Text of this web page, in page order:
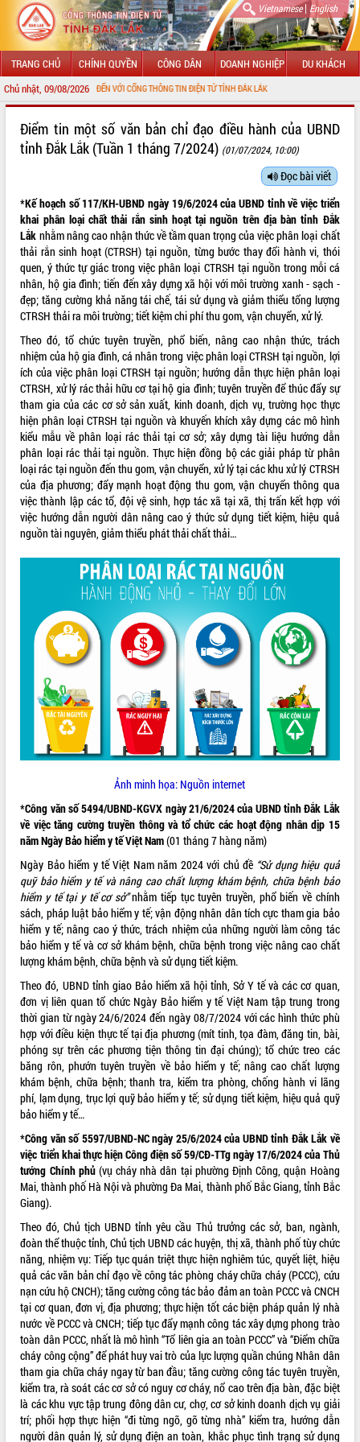
Vietnamese| English
TRANG CHỦ CHÍNH QUYỀN CÔNG DÂN DOANH NGHIỆP DU KHÁCH
Chủ nhật, 09/08/2026
CHÀO MỪNG ĐẾN VỚI CỔNG THÔNG TIN ĐIỆN TỬ TỈNH ĐẮK LẮK
LÃNH ĐẠO UBND TỈNH
SỞ, BAN, NGÀNH
UBND CÁC XÃ, PHƯỜNG
THÔNG TIN CHỈ ĐẠO ĐIỀU HÀNH
HỆ THỐNG VĂN BẢN
VĂN BẢN HĐND TỈNH
ĐIỂM TIN VĂN BẢN
QUY HOẠCH - KẾ HOẠCH
Khám bệnh, cấp phát thuốc miễn phí
và tặng quà người dân xã Cư Pui
Hội nghị UBND tỉnh Đắk Lắk thường kỳ
tháng 7/2026
Nam Anh hùng” và trao Huân chương
Lao động
UBND tỉnh Đắk Lắk triển khai nhiệm
vụ 6 tháng cuối năm 2026
Kỳ họp thứ Hai, Hội đồng nhân dân
tỉnh khóa XI quyết nghị nhiều nội dung
quan trọng
Bí thư Tỉnh ủy Lương Nguyễn Minh
Triết thăm, tặng quà người có công với
cách mạng
Rà soát, hoàn thiện hệ thống thiết chế
văn hóa, thể thao đáp ứng yêu cầu
phát triển mới
Thường trực HĐND tỉnh Đắk Lắk gặp
mặt Đoàn chuyên gia y tế TP. Hồ Chí
Minh
Lễ truy điệu và an táng hài cốt liệt sĩ
tại Nghĩa trang Liệt sĩ xã Sơn Hòa
Bàn giải pháp tháo gỡ khó khăn trong
xuất khẩu sầu riêng và triển khai quy
định EUDR
Thứ trưởng Bộ Nông nghiệp và Môi
trường Nguyễn Hoàng Hiệp khảo sát
vùng trồng và doanh nghiệp đóng gói
sầu riêng tại Đắk Lắk
Trình diễn nghệ thuật chế biến các
ALBUM ẢNH
Điểm tin một số văn bản chỉ đạo điều hành của UBND
tỉnh Đắk Lắk (Tuần 1 tháng 7/2024) (01/07/2024, 10:00)
Đọc bài viết
*Kế hoạch số 117/KH-UBND ngày 19/6/2024 của UBND tỉnh về việc triển
khai phân loại chất thải rắn sinh hoạt tại nguồn trên địa bàn tỉnh Đắk
Lắk nhằm nâng cao nhận thức về tầm quan trọng của việc phân loại chất
thải rắn sinh hoạt (CTRSH) tại nguồn, từng bước thay đổi hành vi, thói
quen, ý thức tự giác trong việc phân loại CTRSH tại nguồn trong mỗi cá
nhân, hộ gia đình; tiến đến xây dựng xã hội với môi trường xanh - sạch -
đẹp; tăng cường khả năng tái chế, tái sử dụng và giảm thiểu tổng lượng
CTRSH thải ra môi trường; tiết kiệm chi phí thu gom, vận chuyển, xử lý.
Theo đó, tổ chức tuyên truyền, phổ biến, nâng cao nhận thức, trách
nhiệm của hộ gia đình, cá nhân trong việc phân loại CTRSH tại nguồn, lợi
ích của việc phân loại CTRSH tại nguồn; hướng dẫn thực hiện phân loại
CTRSH, xử lý rác thải hữu cơ tại hộ gia đình; tuyên truyền để thúc đẩy sự
tham gia của các cơ sở sản xuất, kinh doanh, dịch vụ, trường học thực
hiện phân loại CTRSH tại nguồn và khuyến khích xây dựng các mô hình
kiểu mẫu về phân loại rác thải tại cơ sở; xây dựng tài liệu hướng dẫn
phân loại rác thải tại nguồn. Thực hiện đồng bộ các giải pháp từ phân
loại rác tại nguồn đến thu gom, vận chuyển, xử lý tại các khu xử lý CTRSH
của địa phương; đẩy mạnh hoạt động thu gom, vận chuyển thông qua
việc thành lập các tổ, đội vệ sinh, hợp tác xã tại xã, thị trấn kết hợp với
việc hướng dẫn người dân nâng cao ý thức sử dụng tiết kiệm, hiệu quả
nguồn tài nguyên, giảm thiểu phát thải chất thải…
Ảnh minh họa: Nguồn internet
*Công văn số 5494/UBND-KGVX ngày 21/6/2024 của UBND tỉnh Đắk Lắk
về việc tăng cường truyền thông và tổ chức các hoạt động nhân dịp 15
năm Ngày Bảo hiểm y tế Việt Nam(01 tháng 7 hàng năm)
Ngày Bảo hiểm y tế Việt Nam năm 2024 với chủ đề “Sử dụng hiệu quả
quỹ bảo hiểm y tế và nâng cao chất lượng khám bệnh, chữa bệnh bảo
hiểm y tế tại y tế cơ sở”nhằm tiếp tục tuyên truyền, phổ biến về chính
sách, pháp luật bảo hiểm y tế; vận động nhân dân tích cực tham gia bảo
hiểm y tế; nâng cao ý thức, trách nhiệm của những người làm công tác
bảo hiểm y tế và cơ sở khám bệnh, chữa bệnh trong việc nâng cao chất
lượng khám bệnh, chữa bệnh và sử dụng tiết kiệm.
Theo đó, UBND tỉnh giao Bảo hiểm xã hội tỉnh, Sở Y tế và các cơ quan,
đơn vị liên quan tổ chức Ngày Bảo hiểm y tế Việt Nam tập trung trong
thời gian từ ngày 24/6/2024 đến ngày 08/7/2024 với các hình thức phù
hợp với điều kiện thực tế tại địa phương (mít tinh, tọa đàm, đăng tin, bài,
phóng sự trên các phương tiện thông tin đại chúng); tổ chức treo các
băng rôn, phướn tuyên truyền về bảo hiểm y tế; nâng cao chất lượng
khám bệnh, chữa bệnh; thanh tra, kiểm tra phòng, chống hành vi lãng
phí, lạm dụng, trục lợi quỹ bảo hiểm y tế; sử dụng tiết kiệm, hiệu quả quỹ
bảo hiểm y tế…
*Công văn số 5597/UBND-NC ngày 25/6/2024 của UBND tỉnh Đắk Lắk về
việc triển khai thực hiện Công điện số 59/CĐ-TTg ngày 17/6/2024 của Thủ
tướng Chính phủ(vụ cháy nhà dân tại phường Định Công, quận Hoàng
Mai, thành phố Hà Nội và phường Đa Mai, thành phố Bắc Giang, tỉnh Bắc
Giang).
Theo đó, Chủ tịch UBND tỉnh yêu cầu Thủ trưởng các sở, ban, ngành,
đoàn thể thuộc tỉnh, Chủ tịch UBND các huyện, thị xã, thành phố tùy chức
năng, nhiệm vụ: Tiếp tục quán triệt thực hiện nghiêm túc, quyết liệt, hiệu
quả các văn bản chỉ đạo về công tác phòng cháy chữa cháy (PCCC), cứu
nạn cứu hộ CNCH); tăng cường công tác bảo đảm an toàn PCCC và CNCH
tại cơ quan, đơn vị, địa phương; thực hiện tốt các biện pháp quản lý nhà
nước về PCCC và CNCH; tiếp tục đẩy mạnh công tác xây dựng phong trào
toàn dân PCCC, nhất là mô hình “Tổ liên gia an toàn PCCC” và “Điểm chữa
cháy công cộng” để phát huy vai trò của lực lượng quần chúng Nhân dân
tham gia chữa cháy ngay từ ban đầu; tăng cường công tác tuyên truyền,
kiểm tra, rà soát các cơ sở có nguy cơ cháy, nổ cao trên địa bàn, đặc biệt
là các khu vực tập trung đông dân cư, chợ, cơ sở kinh doanh dịch vụ giải
trí; phối hợp thực hiện “đi từng ngõ, gõ từng nhà” kiểm tra, hướng dẫn
người dân quản lý, sử dụng điện an toàn, khắc phục tình trạng sử dụng